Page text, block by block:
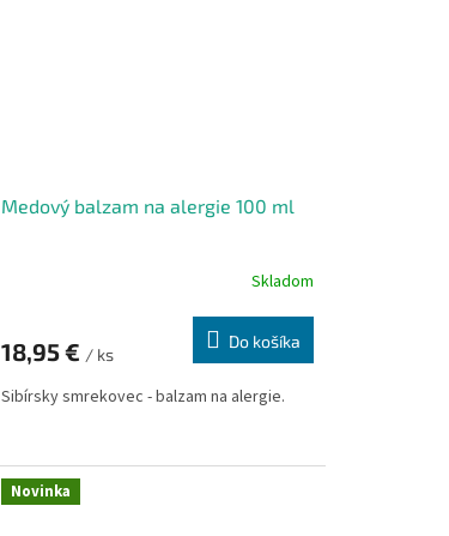
Medový balzam na alergie 100 ml
Skladom
18,95 € / ks
Do košíka
Sibírsky smrekovec - balzam na alergie.
Novinka